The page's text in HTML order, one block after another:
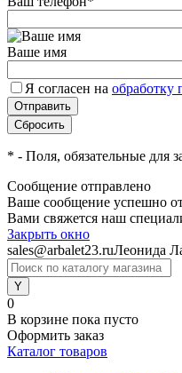
Ваше имя
Я согласен на обработку
* - Поля, обязательные для
Сообщение отправлено
Ваше сообщение успешно
Вами свяжется наш
Закрыть окно
sales@arbalet23.ruЛеонида
0
В корзине пока пусто
Оформить заказ
Каталог товаров